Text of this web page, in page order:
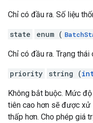
Chỉ có đầu ra. Số liệu
state enum (
Chỉ có đầu ra. Trạng thái
priority string (
Không bắt buộc. Mức
tiên cao hơn sẽ được
thấp hơn. Cho phép giá